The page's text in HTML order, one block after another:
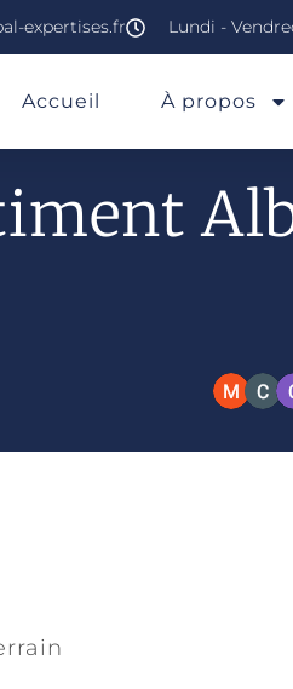
expertises.fr Lundi -
Accueil À propos